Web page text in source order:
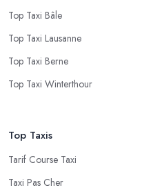
Top Taxi Bâle
Top Taxi Lausanne
Top Taxi Berne
Top Taxi Winterthour
Top Taxis
Tarif Course Taxi
Taxi Pas Cher